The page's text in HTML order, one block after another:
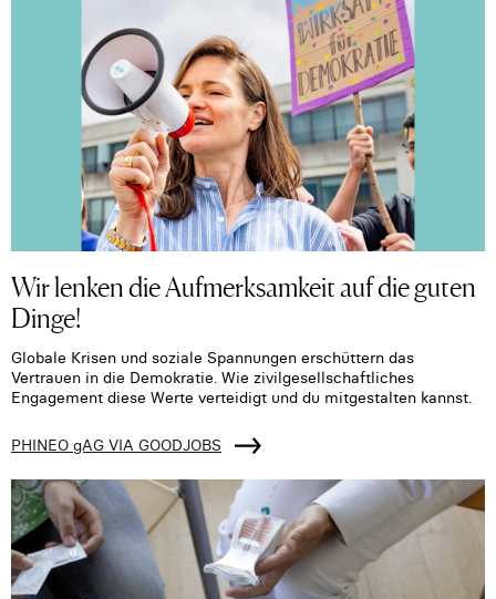
Wir lenken die Aufmerksamkeit auf die guten
Dinge!
Globale Krisen und soziale Spannungen erschüttern das
Vertrauen in die Demokratie. Wie zivilgesellschaftliches
Engagement diese Werte verteidigt und du mitgestalten kannst.
PHINEO gAG VIA GOODJOBS